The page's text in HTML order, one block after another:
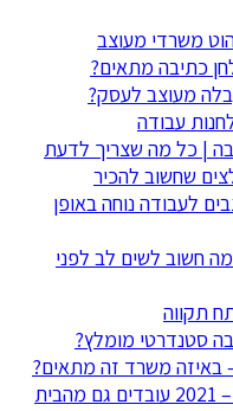
כתיבה מתאים?
מעוצב לעסק?
עבודה
| כל מה שצריך לדעת
שחשוב להכיר
לעבודה נוחה באופן
חשוב לשים לב לפני
תקווה
סטנדרטי מומלץ?
באיזה משרד זה מתאים?